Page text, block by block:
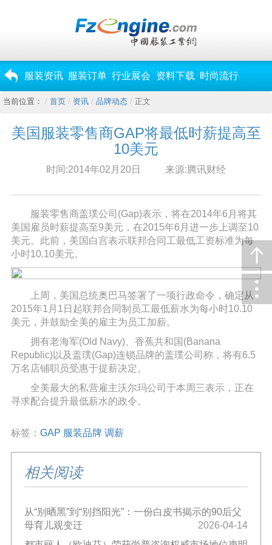
服装资讯 服装订单 行业展会 资料下载 时尚流行
当前位置： 首页 资讯 品牌动态 正文
美国服装零售商GAP将最低时薪提高至
10美元
时间:2014年02月20日 来源:腾讯财经
服装零售商盖璞公司(Gap)表示，将在2014年6月将其
美国雇员时薪提高至9美元，在2015年6月进一步上调至10
美元。此前，美国白宫表示联邦合同工最低工资标准为每
小时10.10美元。
上周，美国总统奥巴马签署了一项行政命令，确定从
2015年1月1日起联邦合同制员工最低薪水为每小时10.10
美元，并鼓励全美的雇主为员工加薪。
拥有老海军(Old Navy)、香蕉共和国(Banana
Republic)以及盖璞(Gap)连锁品牌的盖璞公司称，将有6.5
万名店铺职员受惠于提薪决定。
全美最大的私营雇主沃尔玛公司于本周三表示，正在
寻求配合提升最低薪水的政令。
标签： GAP 服装品牌 调薪
相关阅读
从“别晒黑”到“别挡阳光”：一份白皮书揭示的90后父
母育儿观变迁
2026-04-14